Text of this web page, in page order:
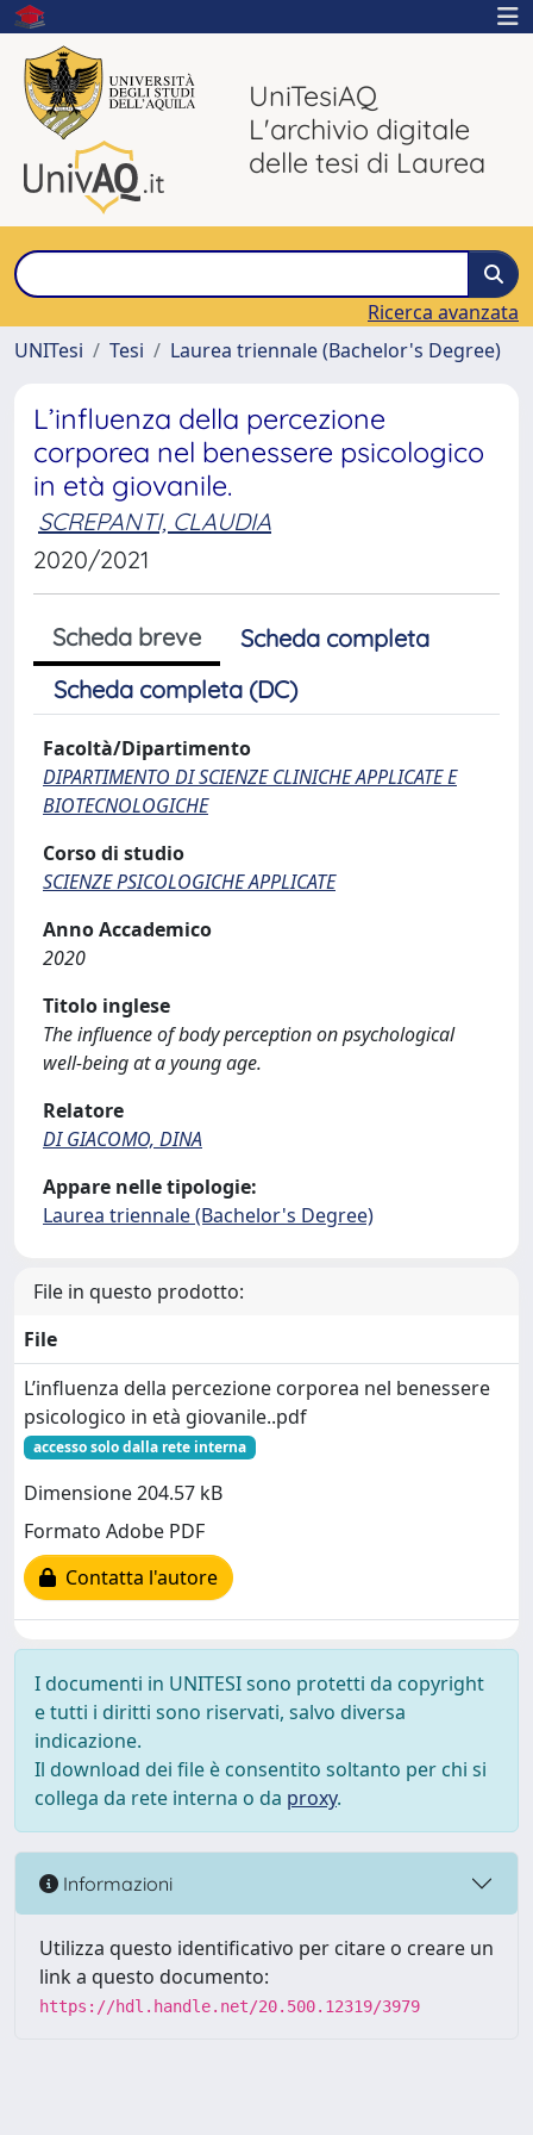
UniTesiAQ
L'archivio digitale
delle tesi di Laurea
Ricerca avanzata
UNITesi
Tesi Laurea triennale (Bachelor's Degree)
L’influenza della percezione
corporea nel benessere psicologico
in età giovanile.
SCREPANTI, CLAUDIA
2020/2021
Scheda breve
Scheda completa
Scheda completa (DC)
Facoltà/Dipartimento
DIPARTIMENTO DI SCIENZE CLINICHE APPLICATE E
BIOTECNOLOGICHE
Corso di studio
SCIENZE PSICOLOGICHE APPLICATE
Anno Accademico
2020
Titolo inglese
The influence of body perception on psychological
well-being at a young age.
Relatore
DI GIACOMO, DINA
Appare nelle tipologie:
Laurea triennale (Bachelor's Degree)
File in questo prodotto:
File
L’influenza della percezione corporea nel benessere
psicologico in età giovanile..pdf
accesso solo dalla rete interna
Dimensione 204.57 kB
Formato Adobe PDF
Contatta l'autore
I documenti in UNITESI sono protetti da copyright
e tutti i diritti sono riservati, salvo diversa
indicazione.
Il download dei file è consentito soltanto per chi si
collega da rete interna o da proxy.
Informazioni
Utilizza questo identificativo per citare o creare un
link a questo documento:
https://hdl.handle.net/20.500.12319/3979